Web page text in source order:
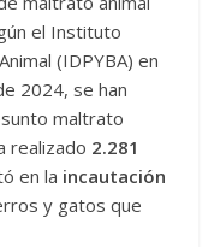
el Instituto
(IDPYBA) en
2024, se han
maltrato
realizado 2.281
en la incautación
y gatos que